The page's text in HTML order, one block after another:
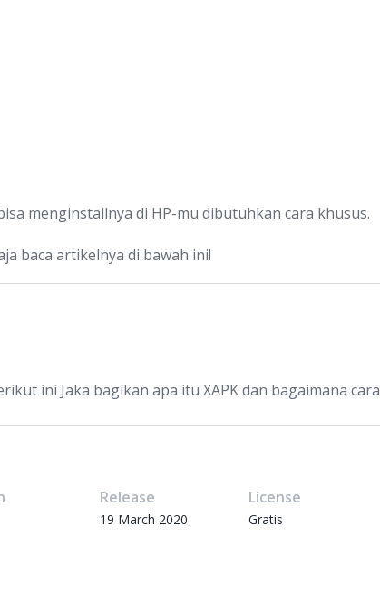
menginstallnya di HP-mu dibutuhkan cara khusus.
baca artikelnya di bawah ini!
ini Jaka bagikan apa itu XAPK dan bagaimana cara
Release
19 March 2020
License
Gratis